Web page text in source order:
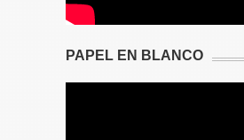
PAPEL EN BLANCO